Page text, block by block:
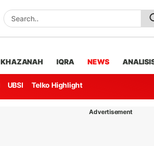
KHAZANAH IQRA NEWS
UBSI Telko Highlight
Advertisement